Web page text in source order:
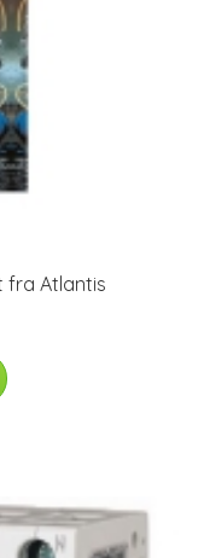
fra Atlantis